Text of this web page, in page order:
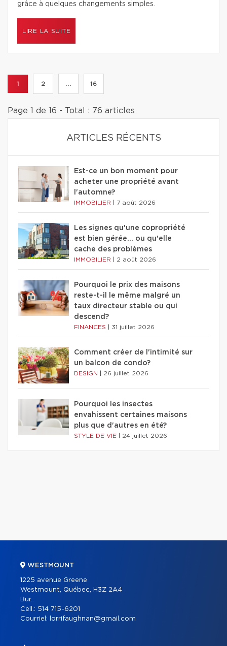
grâce à quelques changements simples.
LIRE LA SUITE
1 2 ... 16
Page 1 de 16 - Total : 76 articles
ARTICLES RÉCENTS
Est-ce un bon moment pour
acheter une propriété avant
l'automne?
IMMOBILIER 7 août 2026
Les signes qu'une copropriété
est bien gérée… ou qu'elle
cache des problèmes
IMMOBILIER 2 août 2026
Pourquoi le prix des maisons
reste-t-il le même malgré un
taux directeur stable ou qui
descend?
FINANCES 31 juillet 2026
Comment créer de l'intimité sur
un balcon de condo?
DESIGN 26 juillet 2026
Pourquoi les insectes
envahissent certaines maisons
plus que d'autres en été?
STYLE DE VIE 24 juillet 2026
WESTMOUNT
1225 avenue Greene
Westmount, Québec, H3Z 2A4
Bur.:
Cell.: 514 715-6201
Courriel:
lorrifaughnan@gmail.com